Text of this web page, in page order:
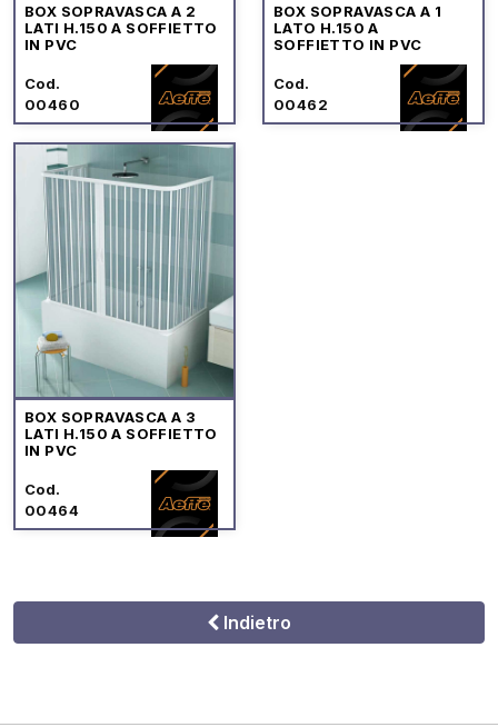
Indietro
BOX SOPRAVASCA A 2
LATI H.150 A SOFFIETTO
IN PVC
Cod.
00460
BOX SOPRAVASCA A 1
LATO H.150 A
SOFFIETTO IN PVC
Cod.
00462
BOX SOPRAVASCA A 3
LATI H.150 A SOFFIETTO
IN PVC
Cod.
00464